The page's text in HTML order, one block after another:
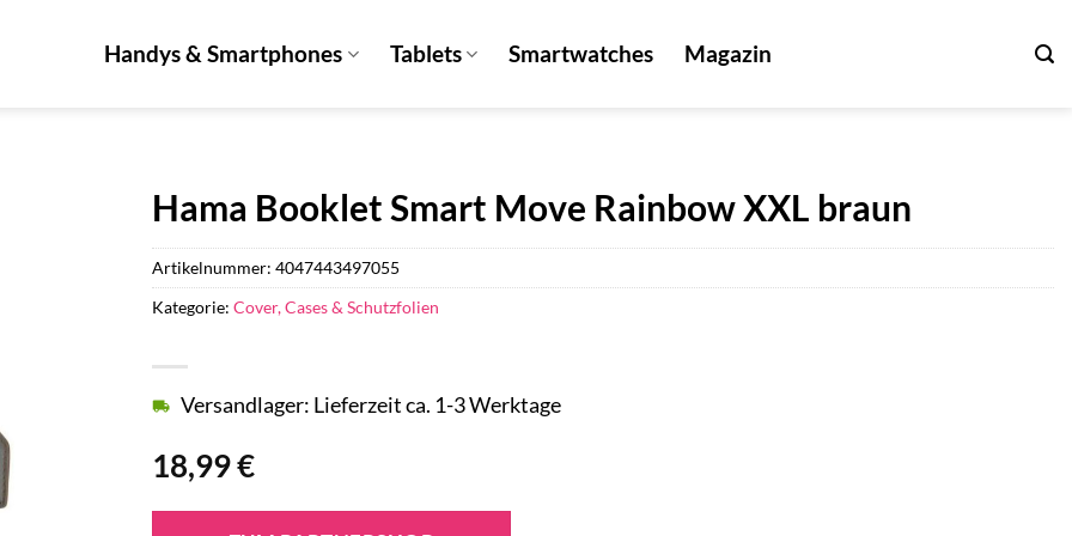
Handys & Smartphones Tablets Smartwatches Magazin
Hama Booklet Smart Move Rainbow XXL braun
18,99€
Versandlager: Lieferzeit ca. 1-3 Werktage
Artikelnummer: 4047443497055
Kategorie: Cover, Cases & Schutzfolien